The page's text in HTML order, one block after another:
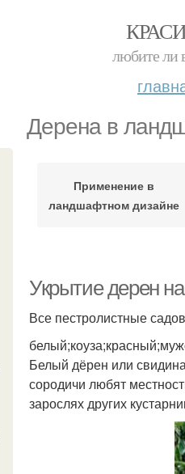
любите ли
Дерена в
Применение в
ландшафтном дизайне
Укрытие дерен
Все пестролистные
Белый дёрен или
сородичи любят
зарослях других